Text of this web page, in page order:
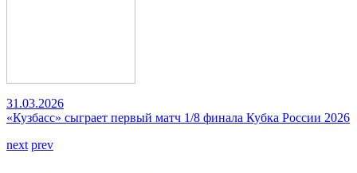
31.03.2026
«Кузбасс» сыграет первый матч 1/8 финала Кубка России 2026
next prev